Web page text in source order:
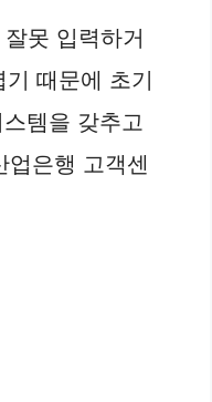
못 입력하거
때문에 초기
템을 갖추고
은행 고객센